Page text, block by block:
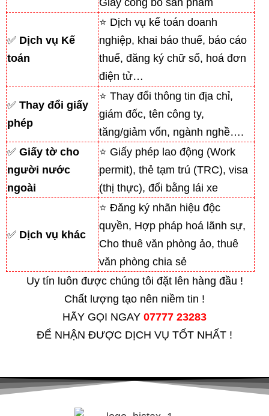
✅ Dịch vụ Kế
toán
⭐ Dịch vụ kế toán doanh
nghiệp, khai báo thuế, báo cáo
thuế, đăng ký chữ số, hoá đơn
điện tử…
✅ Thay đổi giấy
phép
⭐ Thay đổi thông tin địa chỉ,
giám đốc, tên công ty,
tăng/giảm vốn, ngành nghề….
✅ Giấy tờ cho
người nước
ngoài
⭐ Giấy phép lao động (Work
permit), thẻ tạm trú (TRC), visa
(thị thực), đổi bằng lái xe
✅ Dịch vụ khác
⭐ Đăng ký nhãn hiệu độc
quyền, Hợp pháp hoá lãnh sự,
Cho thuê văn phòng ảo, thuê
văn phòng chia sẻ
Uy tín luôn được chúng tôi đặt lên hàng đầu !
Chất lượng tạo nên niềm tin !
HÃY GỌI NGAY 07777 23283
ĐỂ NHẬN ĐƯỢC DỊCH VỤ TỐT NHẤT !